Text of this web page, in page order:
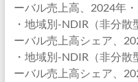
ーバル売上高、2024年
・地域別-NDIR（非分
ーバル売上高シェア、
・地域別-NDIR（非分
ーバル売上高シェア、